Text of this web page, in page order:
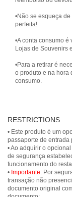
•Não se esqueça
perfeita!
•A conta consumo
Lojas de Souvenirs
•Para a retirar é
o produto e na hora
consumo.
RESTRICTIONS
• Este produto é um
passaporte de entrada
• Ao adquirir o
de segurança
funcionamento do
• Importante: Por
transação não
documento original